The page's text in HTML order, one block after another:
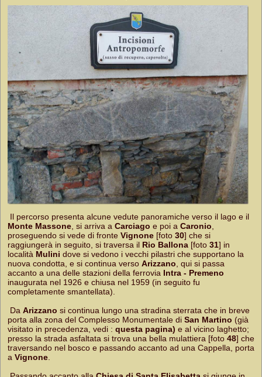
Il percorso presenta alcune vedute panoramiche verso il lago e il
Monte Massone, si arriva a Carciago e poi a Caronio,
proseguendo si vede di fronte Vignone [foto 30] che si
raggiungerà in seguito, si traversa il Rio Ballona [foto 31] in
località Mulini dove si vedono i vecchi pilastri che supportano la
nuova condotta, e si continua verso Arizzano, qui si passa
accanto a una delle stazioni della ferrovia Intra - Premeno
inaugurata nel 1926 e chiusa nel 1959 (in seguito fu
completamente smantellata).
Da Arizzano si continua lungo una stradina sterrata che in breve
porta alla zona del Complesso Monumentale di San Martino (già
visitato in precedenza, vedi : questa pagina) e al vicino laghetto;
presso la strada asfaltata si trova una bella mulattiera [foto 48] che
traversando nel bosco e passando accanto ad una Cappella, porta
a Vignone.